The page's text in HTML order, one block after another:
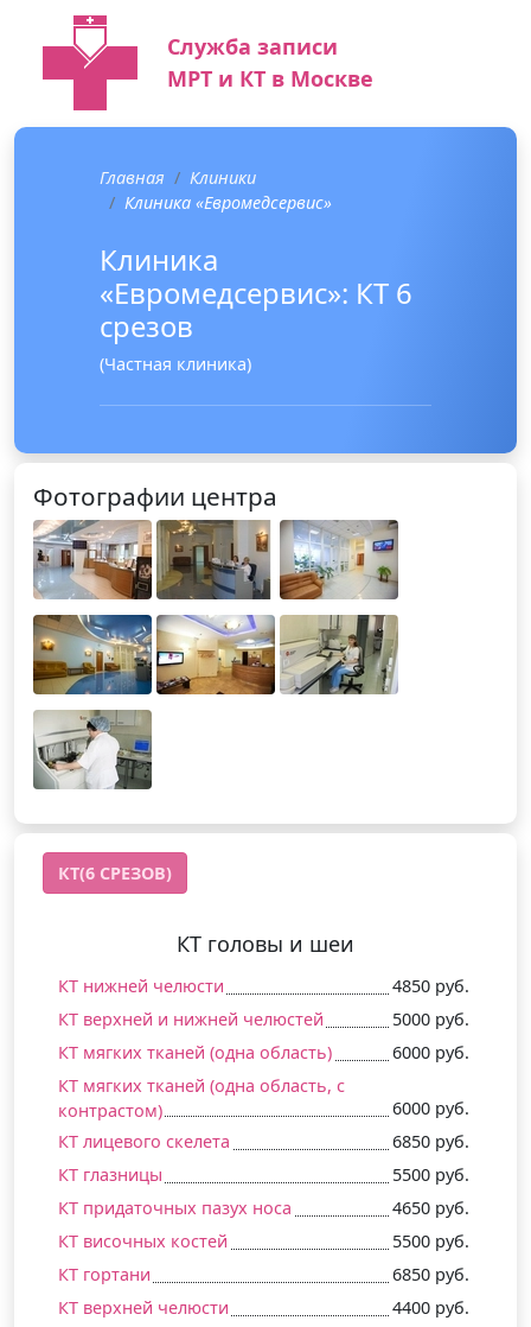
Служба записи
МРТ и КТ в Москве
Главная
Клиники
Клиника «Евромедсервис»
Клиника
«Евромедсервис»: КТ 6
срезов
(Частная клиника)
Фотографии центра
КТ(6 СРЕЗОВ)
КТ головы и шеи
КТ нижней челюсти
4850 руб.
КТ верхней и нижней челюстей
5000 руб.
КТ мягких тканей (одна область)
6000 руб.
КТ мягких тканей (одна область, c
контрастом)
6000 руб.
КТ лицевого скелета
6850 руб.
КТ глазницы
5500 руб.
КТ придаточных пазух носа
4650 руб.
КТ височных костей
5500 руб.
КТ гортани
6850 руб.
КТ верхней челюсти
4400 руб.